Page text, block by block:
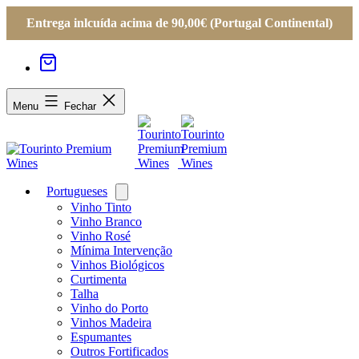
Entrega inlcuída acima de 90,00€ (Portugal Continental)
Menu Fechar
Portugueses
menu
Vinho Tinto
Vinho Branco
Vinho Rosé
Mínima Intervenção
Vinhos Biológicos
Curtimenta
Talha
Vinho do Porto
Vinhos Madeira
Espumantes
Outros Fortificados